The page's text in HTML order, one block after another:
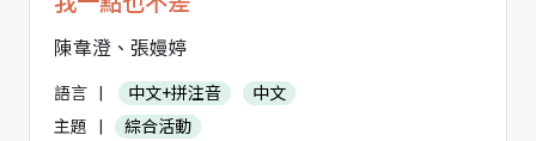
陳韋澄、張嫚婷
語言 中文+拼注音
中文
主題
綜合活動